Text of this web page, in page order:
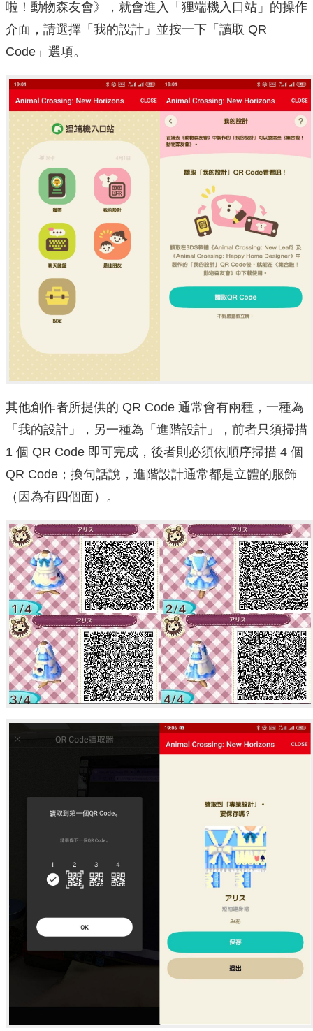
啦！動物森友會》，就會進入「狸端機入口站」的操作
介面，請選擇「我的設計」並按一下「讀取 QR
Code」選項。
其他創作者所提供的 QR Code 通常會有兩種，一種為
「我的設計」，另一種為「進階設計」，前者只須掃描
1 個 QR Code 即可完成，後者則必須依順序掃描 4 個
QR Code；換句話說，進階設計通常都是立體的服飾
（因為有四個面）。